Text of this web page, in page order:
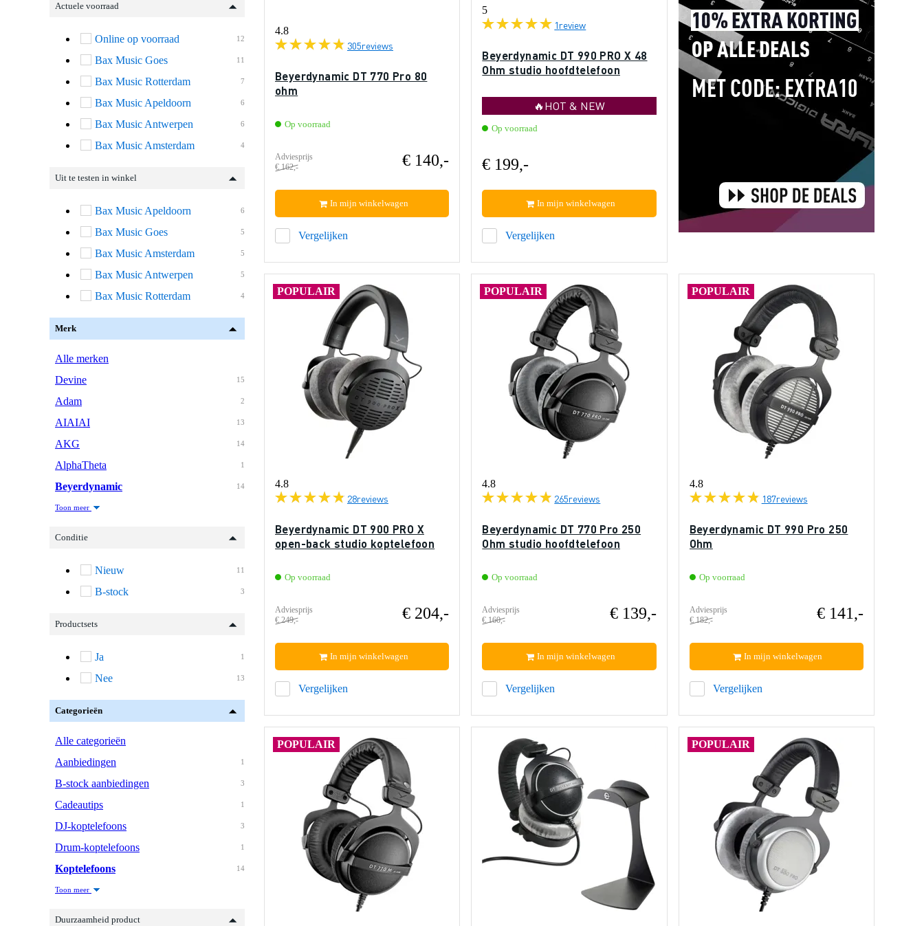
Actuele voorraad
12
Online op voorraad
11
Bax Music Goes
7
Bax Music Rotterdam
6
Bax Music Apeldoorn
6
Bax Music Antwerpen
4
Bax Music Amsterdam
Uit te testen in winkel
6
Bax Music Apeldoorn
5
Bax Music Goes
5
Bax Music Amsterdam
5
Bax Music Antwerpen
4
Bax Music Rotterdam
Merk
Alle merken
15
Devine
2
Adam
13
AIAIAI
14
AKG
1
AlphaTheta
14
Beyerdynamic
Toon meer
Conditie
11
Nieuw
3
B-stock
Productsets
1
Ja
13
Nee
Categorieën
Alle categorieën
1
Aanbiedingen
3
B-stock aanbiedingen
1
Cadeautips
3
DJ-koptelefoons
1
Drum-koptelefoons
14
Koptelefoons
Toon meer
Duurzaamheid product
4.8
305reviews
Beyerdynamic DT 770 Pro 80
ohm
Op voorraad
Adviesprijs
€ 162,-
€ 140,-
Vergelijken
In mijn winkelwagen
5
1review
Beyerdynamic DT 990 PRO X 48
Ohm studio hoofdtelefoon
🔥HOT & NEW
Op voorraad
€ 199,-
Vergelijken
In mijn winkelwagen
POPULAIR
4.8
28reviews
Beyerdynamic DT 900 PRO X
open-back studio koptelefoon
Op voorraad
Adviesprijs
€ 249,-
€ 204,-
Vergelijken
In mijn winkelwagen
POPULAIR
4.8
265reviews
Beyerdynamic DT 770 Pro 250
Ohm studio hoofdtelefoon
Op voorraad
Adviesprijs
€ 160,-
€ 139,-
Vergelijken
In mijn winkelwagen
POPULAIR
4.8
187reviews
Beyerdynamic DT 990 Pro 250
Ohm
Op voorraad
Adviesprijs
€ 182,-
€ 141,-
Vergelijken
In mijn winkelwagen
POPULAIR POPULAIR